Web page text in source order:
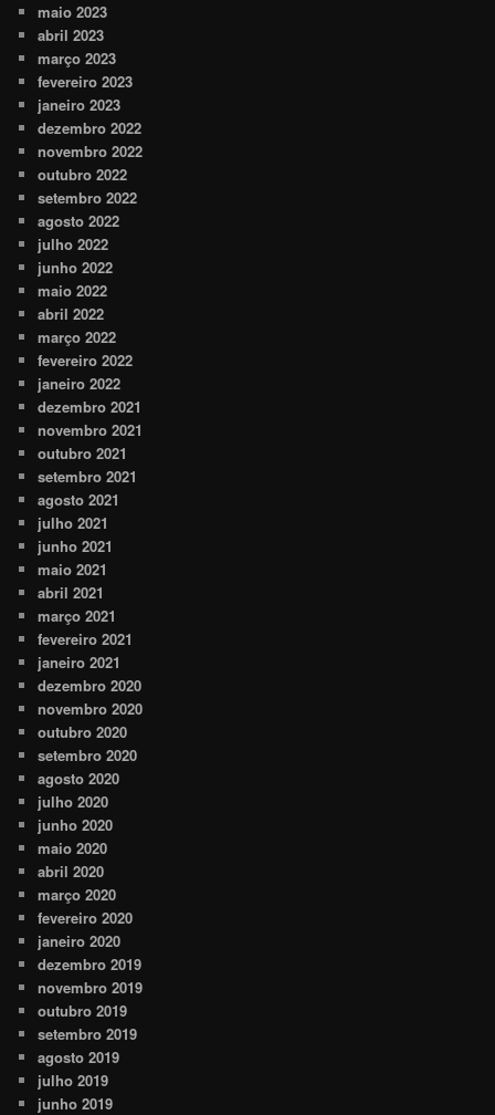
maio 2023
abril 2023
março 2023
fevereiro 2023
janeiro 2023
dezembro 2022
novembro 2022
outubro 2022
setembro 2022
agosto 2022
julho 2022
junho 2022
maio 2022
abril 2022
março 2022
fevereiro 2022
janeiro 2022
dezembro 2021
novembro 2021
outubro 2021
setembro 2021
agosto 2021
julho 2021
junho 2021
maio 2021
abril 2021
março 2021
fevereiro 2021
janeiro 2021
dezembro 2020
novembro 2020
outubro 2020
setembro 2020
agosto 2020
julho 2020
junho 2020
maio 2020
abril 2020
março 2020
fevereiro 2020
janeiro 2020
dezembro 2019
novembro 2019
outubro 2019
setembro 2019
agosto 2019
julho 2019
junho 2019